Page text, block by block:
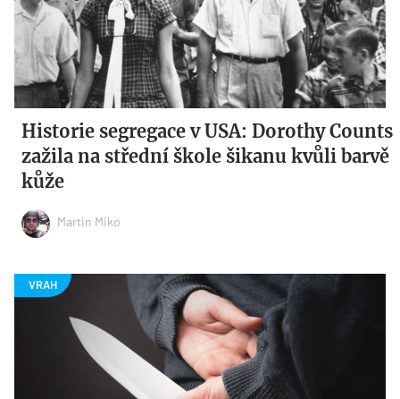
Historie segregace v USA: Dorothy Counts
zažila na střední škole šikanu kvůli barvě
kůže
Martin Miko